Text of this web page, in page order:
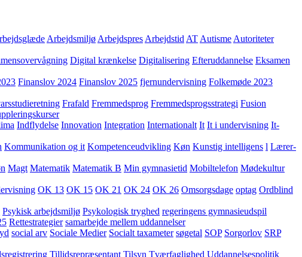
Arbejdsmiljø Arbejdspres Arbejdstid AT Autisme Autoriteter
Digital krænkelse Digitalisering Efteruddannelse Eksamen
Finanslov 2024 Finanslov 2025 fjernundervisning Folkemøde 2023
Frafald Fremmedsprog Fremmedsprogsstrategi Fusion
Indflydelse Innovation Integration Internationalt It It i undervisning It-
Kommunikation og it Kompetenceudvikling Køn Kunstig intelligens l Lærer-
Magt Matematik Matematik B Min gymnasietid Mobiltelefon Mødekultur
OK 13 OK 15 OK 21 OK 24 OK 26 Omsorgsdage optag Ordblind
Psykisk arbejdsmiljø Psykologisk tryghed regeringens gymnasieudspil
Rettestrategier samarbejde mellem uddannelser
social arv Sociale Medier Socialt taxameter søgetal SOP Sorgorlov SRP
Tillidsrepræsentant Tilsyn Tværfaglighed Uddannelsespolitik